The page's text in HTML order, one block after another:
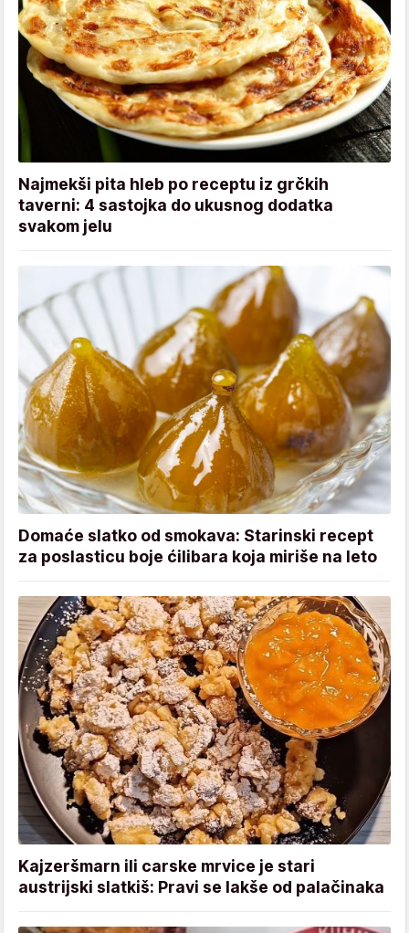
Najmekši pita hleb po receptu iz grčkih
taverni: 4 sastojka do ukusnog dodatka
svakom jelu
Domaće slatko od smokava: Starinski recept
za poslasticu boje ćilibara koja miriše na leto
Kajzeršmarn ili carske mrvice je stari
austrijski slatkiš: Pravi se lakše od palačinaka